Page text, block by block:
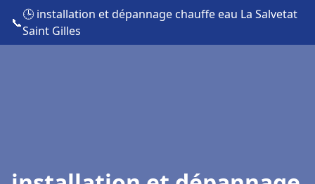
📞
🕒 installation et dépannage chauffe eau La Salvetat
Saint Gilles